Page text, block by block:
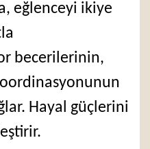
eğlenceyi ikiye
becerilerinin,
Hayal güçlerini